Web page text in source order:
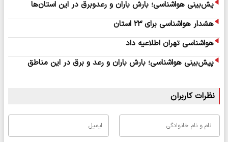
یش‌بینی هواشناسی؛ بارش باران و رعدوبرق در این استان‌ها
هشدار هواشناسی برای ۲۳ استان
هواشناسی تهران اطلاعیه داد
پیش‌بینی هواشناسی؛ بارش باران و رعد و برق در این مناطق
نظرات کاربران